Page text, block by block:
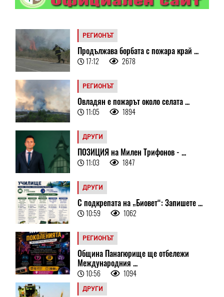
РЕГИОНЪТ
Продължава борбата с пожара край ...
17:12 2678
РЕГИОНЪТ
Овладян е пожарът около селата ...
11:05 1894
ДРУГИ
ПОЗИЦИЯ на Милен Трифонов - ...
11:03 1847
ДРУГИ
С подкрепата на „Биовет“: Запишете ...
10:59 1062
РЕГИОНЪТ
Община Панагюрище ще отбележи
Международния ...
10:56 1094
ДРУГИ